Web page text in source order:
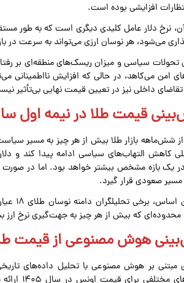
افزایشی بوده است.
نرخ دلار عامل کلیدی دیگری است که به طور
می‌شود، هر نوسان ارزی می‌تواند به سرعت در
سیاسی و میزان ریسک‌های منطقه‌ای بر
امن می‌کاهد، در حالی که افزایش
داخلی نیز در تعیین قیمت نهایی بی‌تأثیر
قیمت طلا در نیمه اول
شش‌ماهه بازار طلا بیش از هر چیز به مسیر
کاهش التهاب‌های سیاسی ادامه پیدا کند و
یک بازه مشخص بیشتر خواهد بود. اما در صورت
مسیر صعودی قرار گیرد.
محدوده‌ای که بیش از هر چیز به جهت‌گیری نرخ ارز
هوش مصنوعی از قیمت
مبتنی بر هوش مصنوعی با تحلیل داده‌های